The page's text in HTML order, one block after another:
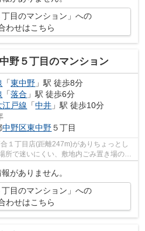
丁目のマンション」への
わせはこちら
野５丁目のマンション
「東中野 」駅 徒歩8分
「落合 」駅 徒歩6分
江戸線 「中井 」駅 徒歩10分
中野区東中野５丁目
１丁目店(距離247m)がありちょっとし
で迷いにくい、敷地内ごみ置き場のあ
あり...
がありません。
丁目のマンション」への
わせはこちら